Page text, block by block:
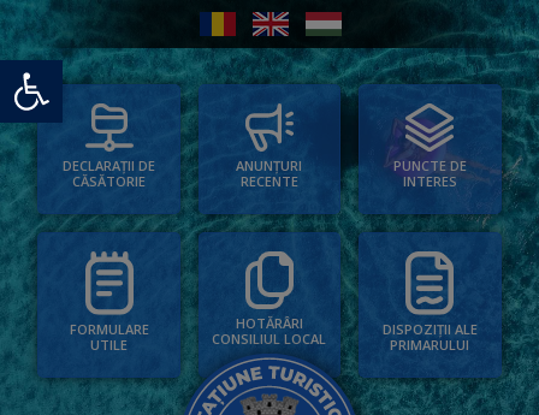
Deschide bara de unelte
DECLARAȚII DE
CĂSĂTORIE
ANUNȚURI
RECENTE
PUNCTE DE
INTERES
FORMULARE
UTILE
HOTĂRÂRI
CONSILIUL LOCAL
DISPOZIȚII ALE
PRIMARULUI